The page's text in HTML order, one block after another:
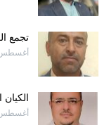
تجمع
أغسطس 9,
أغسطس 9,